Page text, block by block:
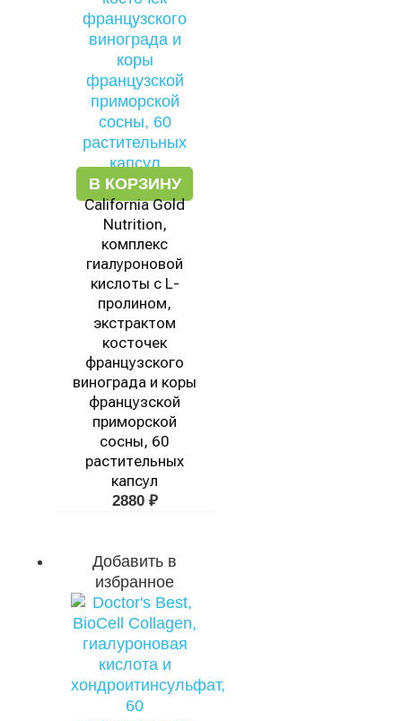
В КОРЗИНУ
California Gold
Nutrition,
комплекс
гиалуроновой
кислоты с L-
пролином,
экстрактом
косточек
французского
винограда и коры
французской
приморской
сосны, 60
растительных
капсул
2880 ₽
Добавить в
избранное